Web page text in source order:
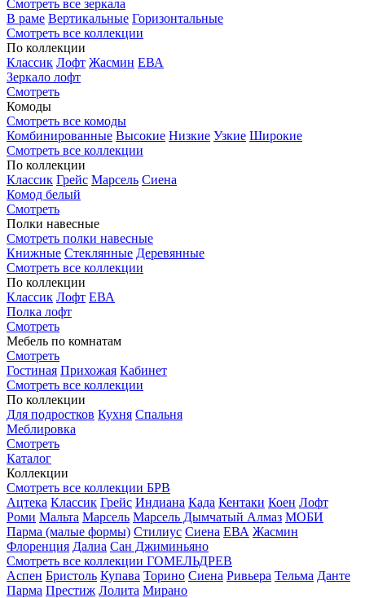
Смотреть все зеркала
В раме Вертикальные Горизонтальные
Смотреть все коллекции
По коллекции
Классик Лофт Жасмин ЕВА
Зеркало лофт
Смотреть
Комоды
Смотреть все комоды
Комбинированные Высокие Низкие Узкие Широкие
Смотреть все коллекции
По коллекции
Классик Грейс Марсель Сиена
Комод белый
Смотреть
Полки навесные
Смотреть полки навесные
Книжные Стеклянные Деревянные
Смотреть все коллекции
По коллекции
Классик Лофт ЕВА
Полка лофт
Смотреть
Мебель по комнатам
Смотреть
Гостиная Прихожая Кабинет
Смотреть все коллекции
По коллекции
Для подростков Кухня Спальня
Меблировка
Смотреть
Каталог
Коллекции
Смотреть все коллекции БРВ
Ацтека Классик Грейс Индиана Када Кентаки Коен Лофт
Роми Мальта Марсель Марсель Дымчатый Алмаз МОБИ
Парма (малые формы) Стилиус Сиена ЕВА Жасмин
Флоренция Далиа Сан Джиминьяно
Смотреть все коллекции ГОМЕЛЬДРЕВ
Аспен Бристоль Купава Торино Сиена Ривьера Тельма Данте
Парма Престиж Лолита Мирано